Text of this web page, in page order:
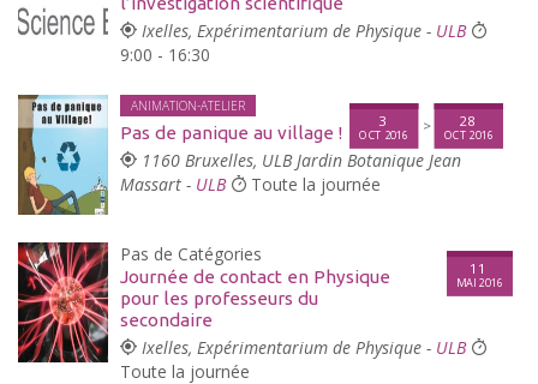
Ixelles, Expérimentarium de Physique - ULB
9:00 - 16:30
ANIMATION-ATELIER
Pas de panique au village !
3
OCT 2016
> 28
OCT 2016
1160 Bruxelles, ULB Jardin Botanique Jean
Massart - ULB Toute la journée
Pas de Catégories
Journée de contact en Physique
pour les professeurs du
secondaire
11
MAI 2016
Ixelles, Expérimentarium de Physique - ULB
Toute la journée